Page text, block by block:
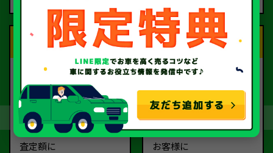
Step.3
契約
査定額に
Step.4
お引取り
お客様に